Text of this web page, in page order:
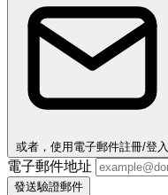
或者，使用電子郵件註冊/登入
電子郵件地址
發送驗證郵件